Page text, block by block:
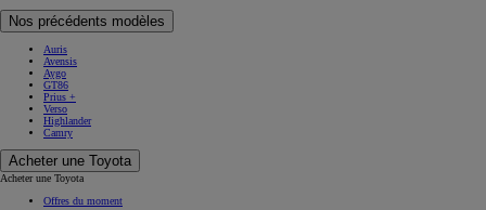
Nos précédents modèles
Auris
Avensis
Aygo
GT86
Prius +
Verso
Highlander
Camry
Acheter une Toyota
Acheter une Toyota
Offres du moment